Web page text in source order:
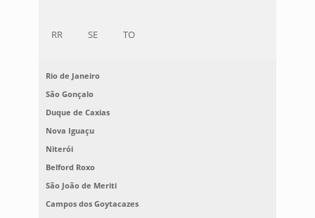
RR SE TO
Rio de Janeiro
São Gonçalo
Duque de Caxias
Nova Iguaçu
Niterói
Belford Roxo
São João de Meriti
Campos dos Goytacazes